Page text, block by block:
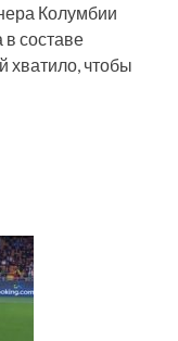
Колумбии
составе
хватило, чтобы